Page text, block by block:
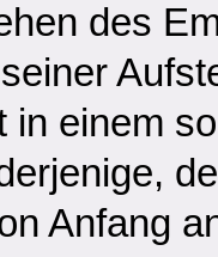
des
in einem
Anfang